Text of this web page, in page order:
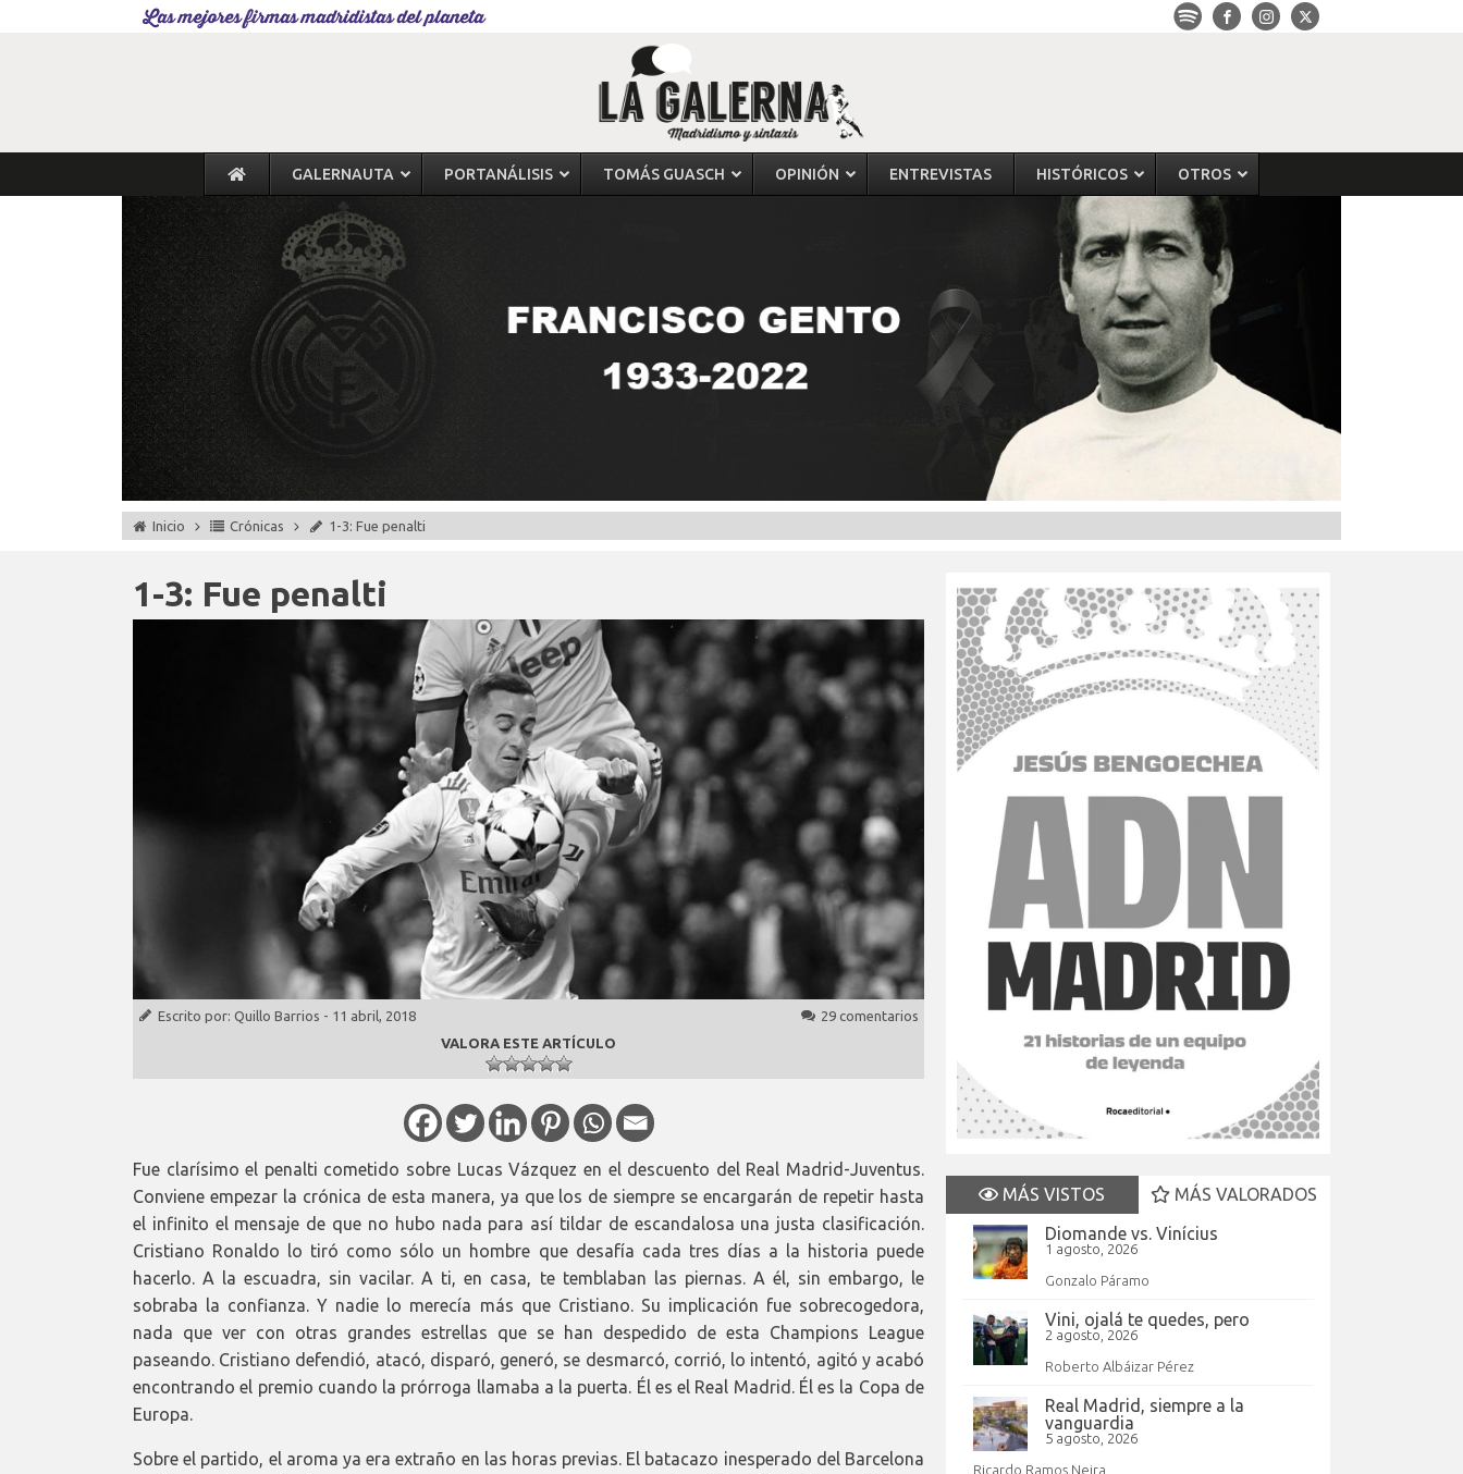
Las mejores firmas madridistas del planeta
GALERNAUTA PORTANÁLISIS TOMÁS GUASCH OPINIÓN ENTREVISTAS HISTÓRICOS OTROS
Inicio Crónicas 1-3: Fue penalti
1-3: Fue penalti
Escrito por: Quillo Barrios - 11 abril, 2018
29 comentarios
VALORA ESTE ARTÍCULO
Fue clarísimo el penalti cometido sobre Lucas Vázquez en el descuento del Real Madrid-Juventus.
Conviene empezar la crónica de esta manera, ya que los de siempre se encargarán de repetir hasta
el infinito el mensaje de que no hubo nada para así tildar de escandalosa una justa clasificación.
Cristiano Ronaldo lo tiró como sólo un hombre que desafía cada tres días a la historia puede
hacerlo. A la escuadra, sin vacilar. A ti, en casa, te temblaban las piernas. A él, sin embargo, le
sobraba la confianza. Y nadie lo merecía más que Cristiano. Su implicación fue sobrecogedora,
nada que ver con otras grandes estrellas que se han despedido de esta Champions League
paseando. Cristiano defendió, atacó, disparó, generó, se desmarcó, corrió, lo intentó, agitó y acabó
encontrando el premio cuando la prórroga llamaba a la puerta. Él es el Real Madrid. Él es la Copa de
Europa.
Sobre el partido, el aroma ya era extraño en las horas previas. El batacazo inesperado del Barcelona
MÁS VISTOS
MÁS VALORADOS
Diomande vs. Vinícius
1 agosto, 2026
Gonzalo Páramo
Vini, ojalá te quedes, pero
2 agosto, 2026
Roberto Albáizar Pérez
Real Madrid, siempre a la
vanguardia
5 agosto, 2026
Ricardo Ramos Neira